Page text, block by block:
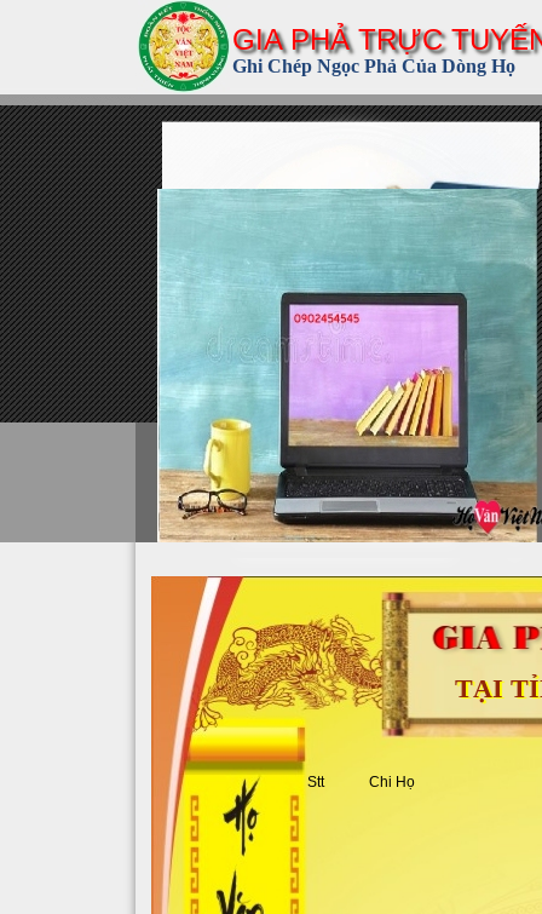
GIA PHẢ TRỰC
Ghi Chép Ngọc Phả Của Dòng Họ
TẠI
Stt Chi Họ